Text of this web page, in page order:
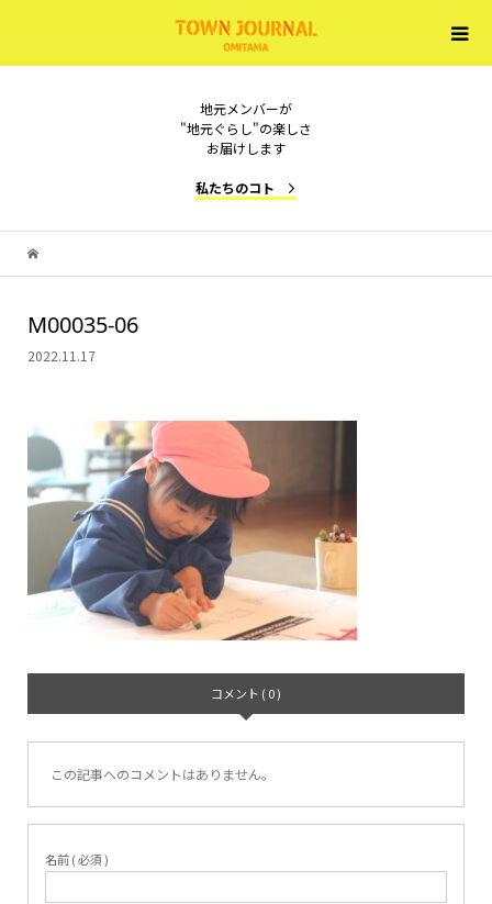
地元メンバーが
"地元ぐらし"の楽しさ
お届けします
私たちのコト
M00035-06
2022.11.17
コメント ( 0 )
この記事へのコメントはありません。
名前 ( 必須 )